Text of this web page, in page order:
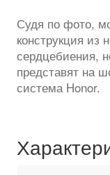
Судя по фото,
конструкция
сердцебиения,
представят на
система Honor.